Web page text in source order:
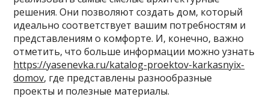
решения. Они позволяют создать дом, который
идеально соответствует вашим потребностям и
представлениям о комфорте. И, конечно, важно
отметить, что больше информации можно узнать
https://yasenevka.ru/katalog-proektov-karkasnyix-
domov, где представлены разнообразные
проекты и полезные материалы.